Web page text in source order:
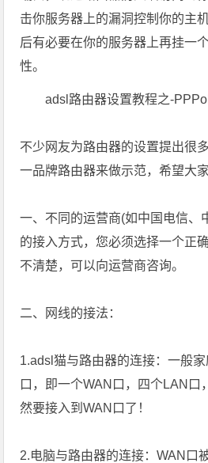
击你服务器上的漏洞控制你的主
后有必要在你的服务器上再挂一
性。
adsl路由器设置教程之-
不少网友为路由器的设置提出很
一品牌路由器来做示范，希望大
一、不同的运营商(如中国电信、
的接入方式，您必须选择一个正
不清楚，可以向运营商咨询。
二、网线的接法：
1.adsl猫与路由器的连接：一般
口，即一个WAN口，四个LAN口
然要接入到WAN口了！
2.电脑与路由器的连接：WAN口